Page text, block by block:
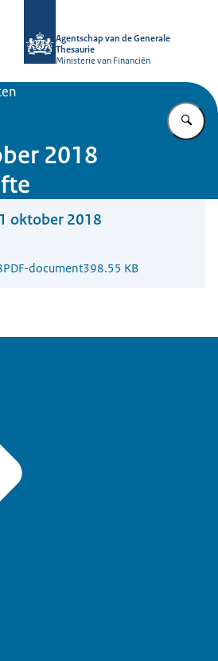
Agentschap van de Generale
Thesaurie
Ministerie van Financiën
2018
oktober 2018
PDF-document398.55 KB